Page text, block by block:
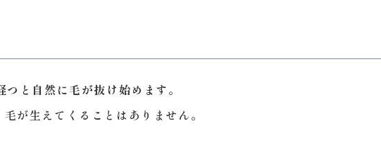
つと自然に毛が抜け始めます。
が生えてくることはありません。